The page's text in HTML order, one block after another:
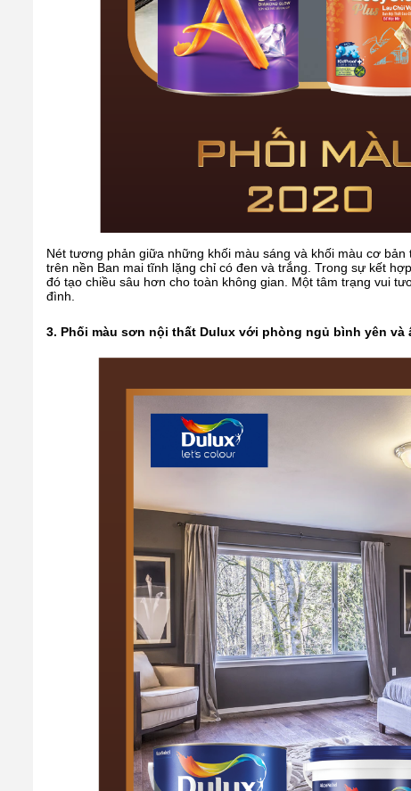
Nét tương phản giữa những khối màu sáng và khối màu cơ
trên nền Ban mai tĩnh lặng chỉ có đen và trắng. Trong sự kết
đó tạo chiều sâu hơn cho toàn không gian. Một tâm trạng vui
đình.
3. Phối màu sơn nội thất Dulux với phòng ngủ bình yên và